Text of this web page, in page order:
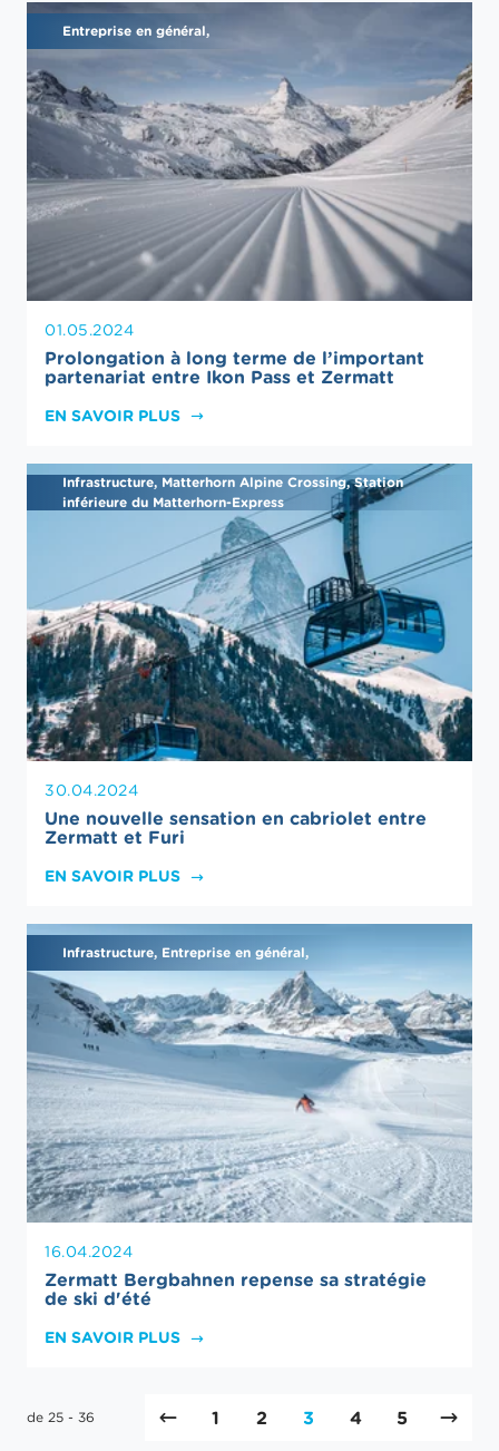
Entreprise en général,
01.05.2024
Prolongation à long terme de l’important
partenariat entre Ikon Pass et Zermatt
EN SAVOIR PLUS
Infrastructure, Matterhorn Alpine Crossing, Station
inférieure du Matterhorn-Express
30.04.2024
Une nouvelle sensation en cabriolet entre
Zermatt et Furi
EN SAVOIR PLUS
Infrastructure, Entreprise en général,
16.04.2024
Zermatt Bergbahnen repense sa stratégie
de ski d'été
EN SAVOIR PLUS
de 25 - 36 1 2 3 4 5